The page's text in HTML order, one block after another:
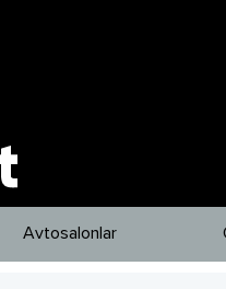
Avtosalonlar